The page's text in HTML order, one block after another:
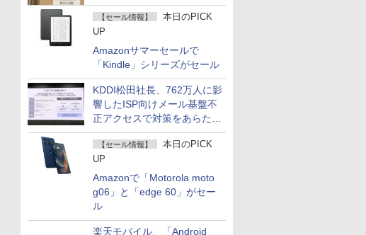
【セール情報】
本日のPICK
UP
Amazonサマーセールで
「Kindle」シリーズがセール
KDDI松田社長、762万人に影
響したISP向けメール基盤不
正アクセスで対策をあらため
て説明
【セール情報】
本日のPICK
UP
Amazonで「Motorola moto
g06」と「edge 60」がセー
ル
楽天モバイル、「Android